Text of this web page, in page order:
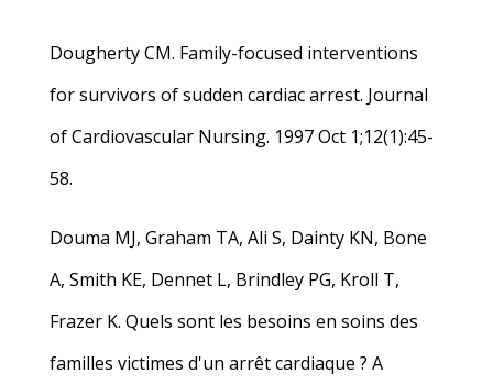
Dougherty CM. Family-focused interventions
for survivors of sudden cardiac arrest. Journal
of Cardiovascular Nursing. 1997 Oct 1;12(1):45-
58.
Douma MJ, Graham TA, Ali S, Dainty KN, Bone
A, Smith KE, Dennet L, Brindley PG, Kroll T,
Frazer K. Quels sont les besoins en soins des
familles victimes d'un arrêt cardiaque ? A